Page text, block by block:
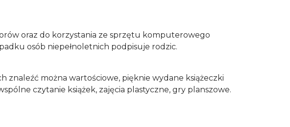
oraz do korzystania ze sprzętu komputerowego
osób niepełnoletnich podpisuje rodzic.
znaleźć można wartościowe, pięknie wydane książeczki
czytanie książek, zajęcia plastyczne, gry planszowe.